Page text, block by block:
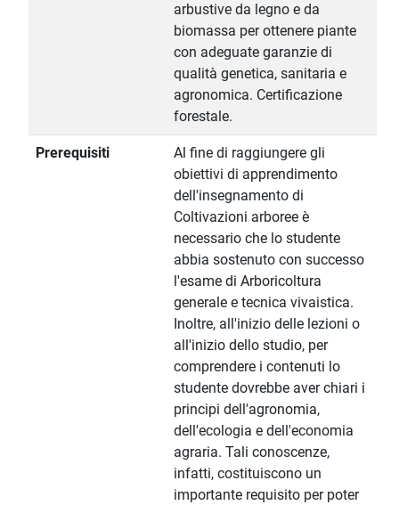
arbustive da legno e da
biomassa per ottenere piante
con adeguate garanzie di
qualità genetica, sanitaria e
agronomica. Certificazione
forestale.
Prerequisiti
Al fine di raggiungere gli
obiettivi di apprendimento
dell'insegnamento di
Coltivazioni arboree è
necessario che lo studente
abbia sostenuto con successo
l'esame di Arboricoltura
generale e tecnica vivaistica.
Inoltre, all'inizio delle lezioni o
all'inizio dello studio, per
comprendere i contenuti lo
studente dovrebbe aver chiari i
principi dell'agronomia,
dell'ecologia e dell'economia
agraria. Tali conoscenze,
infatti, costituiscono un
importante requisito per poter